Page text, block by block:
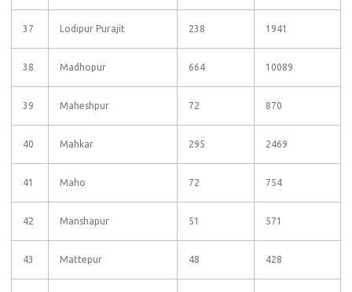
37 Lodipur Purajit 238 1941
38 Madhopur 664 10089
39 Maheshpur 72 870
40 Mahkar 295 2469
41 Maho 72 754
42 Manshapur 51 571
43 Mattepur 48 428